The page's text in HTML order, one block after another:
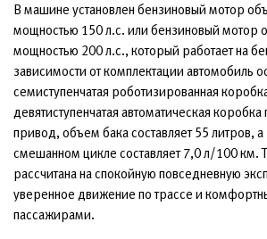
В машине установлен бензиновый мотор
мощностью 150 л.с. или бензиновый мотор
мощностью 200 л.с., который работает на
зависимости от комплектации автомобиль
семиступенчатая роботизированная
девятиступенчатая автоматическая
привод, объем бака составляет 55 литров, а
смешанном цикле составляет 7,0 л/100 км.
рассчитана на спокойную повседневную
уверенное движение по трассе и
пассажирами.